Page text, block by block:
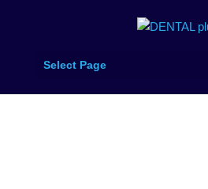
Select Page